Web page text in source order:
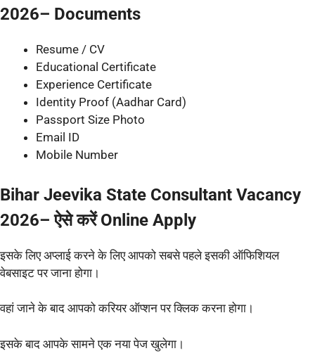
2026– Documents
Resume / CV
Educational Certificate
Experience Certificate
Identity Proof (Aadhar Card)
Passport Size Photo
Email ID
Mobile Number
Bihar Jeevika State Consultant Vacancy
2026– ऐसे करें Online Apply
इसके लिए अप्लाई करने के लिए आपको सबसे पहले इसकी ऑफिशियल
वेबसाइट पर जाना होगा।
वहां जाने के बाद आपको करियर ऑप्शन पर क्लिक करना होगा।
इसके बाद आपके सामने एक नया पेज खुलेगा।